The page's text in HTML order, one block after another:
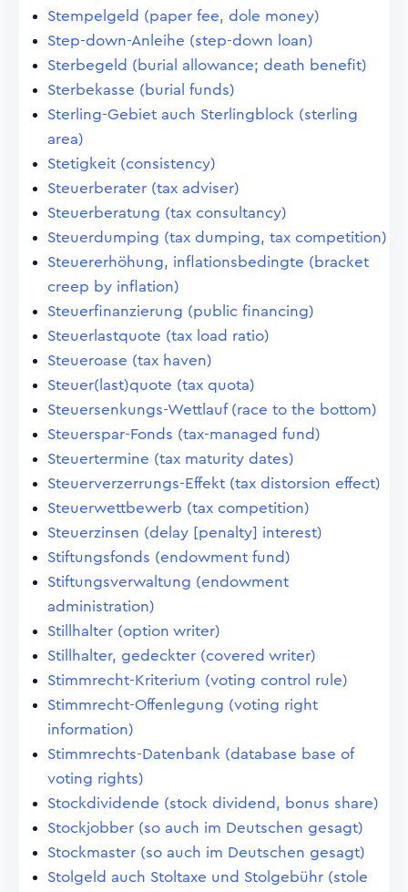
Stempelgeld (paper fee, dole money)
Step-down-Anleihe (step-down loan)
Sterbegeld (burial allowance; death benefit)
Sterbekasse (burial funds)
Sterling-Gebiet auch Sterlingblock (sterling
area)
Stetigkeit (consistency)
Steuerberater (tax adviser)
Steuerberatung (tax consultancy)
Steuerdumping (tax dumping, tax competition)
Steuererhöhung, inflationsbedingte (bracket
creep by inflation)
Steuerfinanzierung (public financing)
Steuerlastquote (tax load ratio)
Steueroase (tax haven)
Steuer(last)quote (tax quota)
Steuersenkungs-Wettlauf (race to the bottom)
Steuerspar-Fonds (tax-managed fund)
Steuertermine (tax maturity dates)
Steuerverzerrungs-Effekt (tax distorsion effect)
Steuerwettbewerb (tax competition)
Steuerzinsen (delay [penalty] interest)
Stiftungsfonds (endowment fund)
Stiftungsverwaltung (endowment
administration)
Stillhalter (option writer)
Stillhalter, gedeckter (covered writer)
Stimmrecht-Kriterium (voting control rule)
Stimmrecht-Offenlegung (voting right
information)
Stimmrechts-Datenbank (database base of
voting rights)
Stockdividende (stock dividend, bonus share)
Stockjobber (so auch im Deutschen gesagt)
Stockmaster (so auch im Deutschen gesagt)
Stolgeld auch Stoltaxe und Stolgebühr (stole